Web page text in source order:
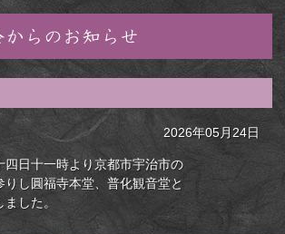
知らせ
2026年05月24日
四日十一時より京都市宇治市の
りし圓福寺本堂、普化観音堂と
した。